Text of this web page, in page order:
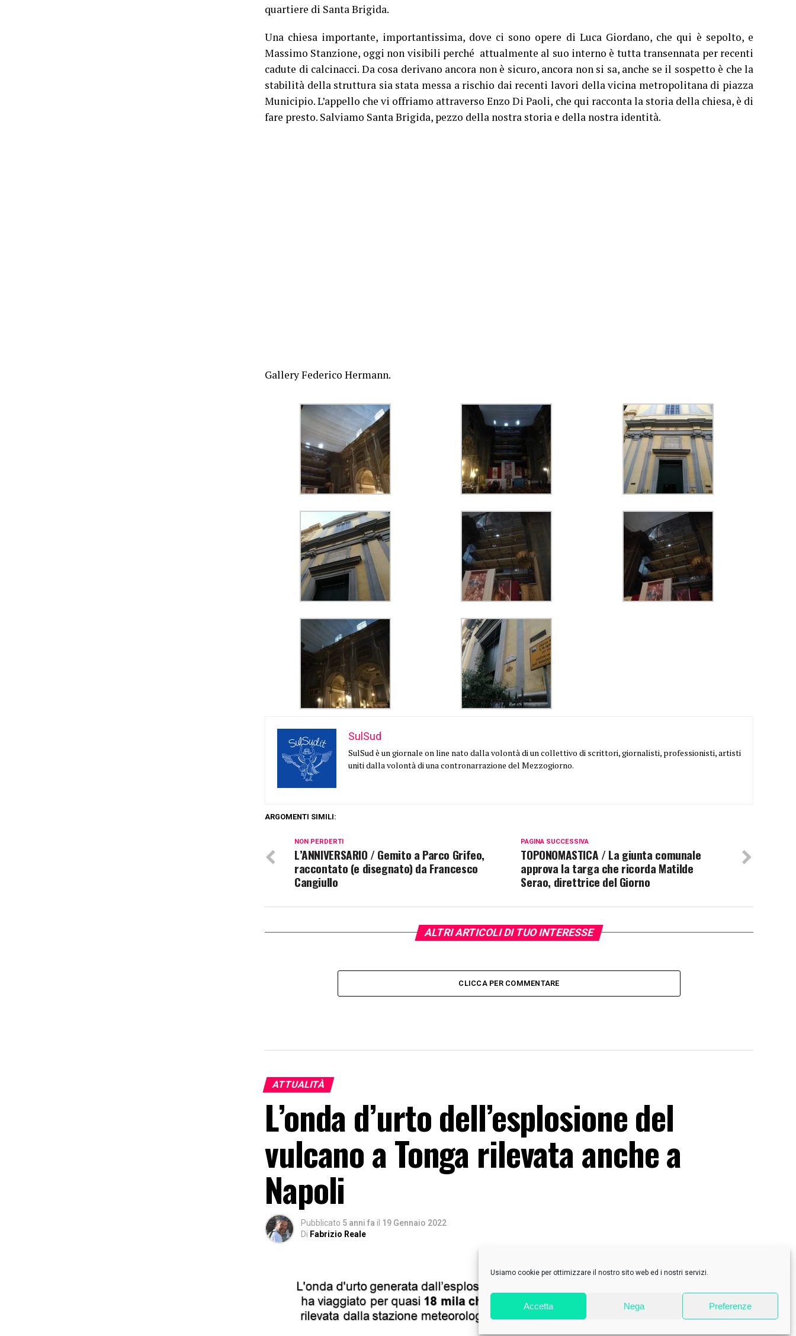
Usiamo cookie per ottimizzare il nostro sito web ed i nostri servizi.
Accetta Nega Preferenze
quartiere di Santa Brigida.
Una chiesa importante, importantissima, dove ci sono opere di Luca Giordano, che qui è sepolto, e
Massimo Stanzione, oggi non visibili perché attualmente al suo interno è tutta transennata per recenti
cadute di calcinacci. Da cosa derivano ancora non è sicuro, ancora non si sa, anche se il sospetto è che la
stabilità della struttura sia stata messa a rischio dai recenti lavori della vicina metropolitana di piazza
Municipio. L’appello che vi offriamo attraverso Enzo Di Paoli, che qui racconta la storia della chiesa, è di
fare presto. Salviamo Santa Brigida, pezzo della nostra storia e della nostra identità.
Gallery Federico Hermann.
SulSud
SulSud è un giornale on line nato dalla volontà di un collettivo di scrittori, giornalisti, professionisti, artisti
uniti dalla volontà di una contronarrazione del Mezzogiorno.
ARGOMENTI SIMILI:
PAGINA SUCCESSIVA
TOPONOMASTICA / La giunta comunale
approva la targa che ricorda Matilde
Serao, direttrice del Giorno
NON PERDERTI
L’ANNIVERSARIO / Gemito a Parco Grifeo,
raccontato (e disegnato) da Francesco
Cangiullo
ALTRI ARTICOLI DI TUO INTERESSE
CLICCA PER COMMENTARE
ATTUALITÀ
L’onda d’urto dell’esplosione del
vulcano a Tonga rilevata anche a
Napoli
Pubblicato 5 anni fa il 19 Gennaio 2022
Di Fabrizio Reale